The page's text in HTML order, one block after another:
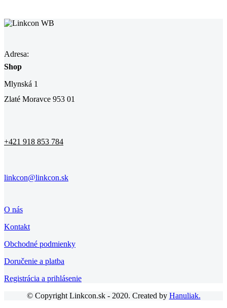
Adresa:
Shop
Mlynská 1
Zlaté Moravce 953 01
+421 918 853 784
linkcon@linkcon.sk
O nás
Kontakt
Obchodné podmienky
Doručenie a platba
Registrácia a prihlásenie
© Copyright Linkcon.sk - 2020. Created by Hanuliak.